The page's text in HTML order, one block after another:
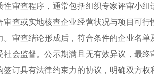
性审查程序，通常包括组织专家评审小
审查或实地核查企业经营状况与项目可
。审查结论形成后，符合条件的企业名
社会监督。公示期满且无有效异议，最
签订具有法律约束力的协议，明确双方